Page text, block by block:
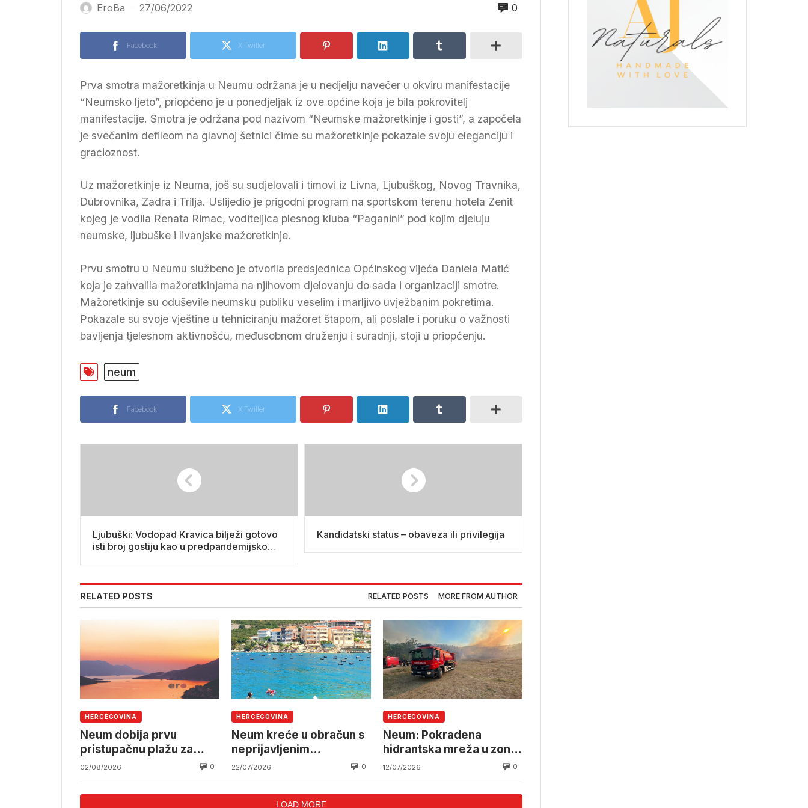
EroBa — 27/06/2022 0
Facebook X Twitter
Prva smotra mažoretkinja u Neumu održana je u nedjelju navečer u okviru manifestacije
“Neumsko ljeto”, priopćeno je u ponedjeljak iz ove općine koja je bila pokrovitelj
manifestacije. Smotra je održana pod nazivom “Neumske mažoretkinje i gosti”, a započela
je svečanim defileom na glavnoj šetnici čime su mažoretkinje pokazale svoju eleganciju i
gracioznost.
Uz mažoretkinje iz Neuma, još su sudjelovali i timovi iz Livna, Ljubuškog, Novog Travnika,
Dubrovnika, Zadra i Trilja. Uslijedio je prigodni program na sportskom terenu hotela Zenit
kojeg je vodila Renata Rimac, voditeljica plesnog kluba “Paganini” pod kojim djeluju
neumske, ljubuške i livanjske mažoretkinje.
Prvu smotru u Neumu službeno je otvorila predsjednica Općinskog vijeća Daniela Matić
koja je zahvalila mažoretkinjama na njihovom djelovanju do sada i organizaciji smotre.
Mažoretkinje su oduševile neumsku publiku veselim i marljivo uvježbanim pokretima.
Pokazale su svoje vještine u tehniciranju mažoret štapom, ali poslale i poruku o važnosti
bavljenja tjelesnom aktivnošću, međusobnom druženju i suradnji, stoji u priopćenju.
neum
Facebook X Twitter
Ljubuški: Vodopad Kravica bilježi gotovo
isti broj gostiju kao u predpandemijsko
Kandidatski status – obaveza ili privilegija
RELATED POSTS RELATED POSTS MORE FROM AUTHOR
HERCEGOVINA
Neum dobija prvu
pristupačnu plažu za
osobe s invaliditetom
02/08/2026 0
HERCEGOVINA
Neum kreće u obračun s
neprijavljenim
smještajem
22/07/2026 0
HERCEGOVINA
Neum: Pokradena
hidrantska mreža u zoni
požara
12/07/2026 0
LOAD MORE